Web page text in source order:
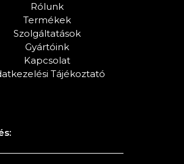
Rólunk
Termékek
Szolgáltatások
Gyártóink
Kapcsolat
Tájékoztató